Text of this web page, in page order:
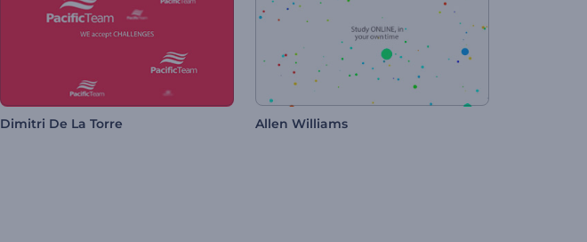
Dimitri De La Torre Allen Williams